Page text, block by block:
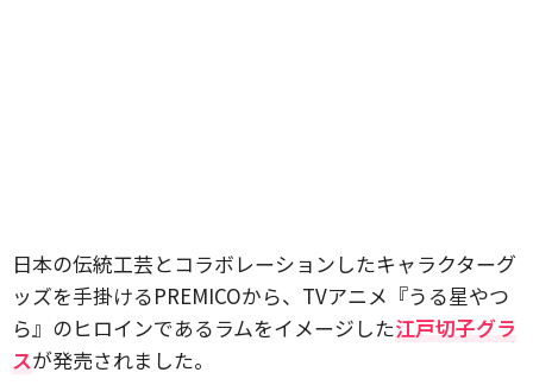
日本の伝統工芸とコラボレーションしたキャラクターグ
ッズを手掛けるPREMICOから、TVアニメ『うる星やつ
ら』のヒロインであるラムをイメージした江戸切子グラ
スが発売されました。